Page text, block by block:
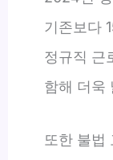
기존보다
정규직 근
함해 더욱
또한 불법